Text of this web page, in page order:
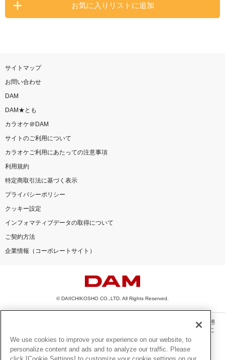
お気に入りリストに追加
サイトマップ
お問い合わせ
DAM
DAM★とも
カラオケ＠DAM
サイトのご利用について
カラオケご利用にあたっての注意事項
利用規約
特定商取引法に基づく表示
プライバシーポリシー
クッキー設定
インフォマティブデータの取得について
ご契約方法
企業情報（コーポレートサイト）
© DAIICHIKOSHO CO.,LTD. All Rights Reserved.
このサイトに掲載されている一切の文章・画像・写真・動画・音声等を、手段や形態
を問わず、著作権法の定める範囲を超えて無断で複製、転載、ファイル化などするこ
とを禁じます。
楽曲及びコンテンツは、機種によりご利用いただけない場合があります。
We use cookies to improve your experience on our website, to
personalize content and ads and to analyze our traffic. Please